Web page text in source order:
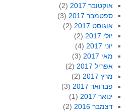
אוקטובר 2017
(2)
ספטמבר 2017
(3)
אוגוסט 2017
(2)
יולי 2017
(2)
יוני 2017
(4)
מאי 2017
(3)
אפריל 2017
(2)
מרץ 2017
(2)
פברואר 2017
(3)
ינואר 2017
(1)
דצמבר 2016
(2)